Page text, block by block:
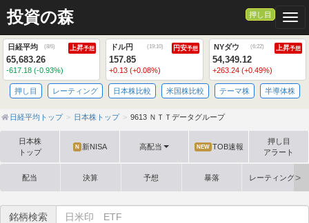
投資の森 押し目
日経平均 (8/6) 上昇予想
65,683.26
-617.18 (-0.93%)
ドル円 (19:10) 円安予想
157.85
+0.13 (+0.08%)
NYダウ (6:22) 上昇予想
54,349.12
+263.24 (+0.49%)
押し目 レーティング 日本株比較 米国株比較 テーマ株 半導体株
日経平均トップ 日本株トップ 9613 ＮＴＴデータグループ
日本株
トップ
N 新NISA 高配当 NEW TOB速報
押し目
アラート
配当 決算 予想 暴落 レーティング格
銘柄検索